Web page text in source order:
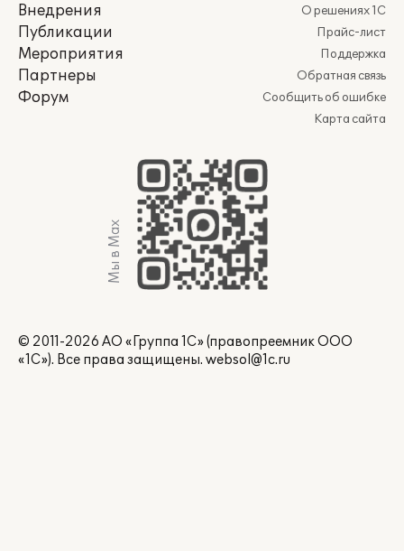
Внедрения
Публикации
Мероприятия
Партнеры
Форум
О решениях 1С
Прайс-лист
Поддержка
Обратная связь
Сообщить об ошибке
Карта сайта
Мы в Max
© 2011-2026 АО «Группа 1С» (правопреемник ООО
«1С»). Все права защищены. websol@1c.ru